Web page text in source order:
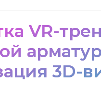
VR-
3D-